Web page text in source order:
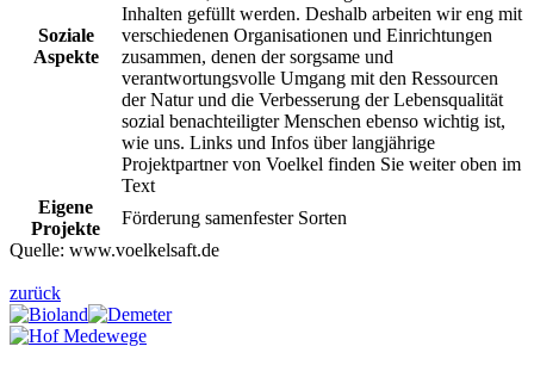
Soziale
Aspekte
Inhalten gefüllt werden. Deshalb arbeiten wir eng mit
verschiedenen Organisationen und Einrichtungen
zusammen, denen der sorgsame und
verantwortungsvolle Umgang mit den Ressourcen
der Natur und die Verbesserung der Lebensqualität
sozial benachteiligter Menschen ebenso wichtig ist,
wie uns. Links und Infos über langjährige
Projektpartner von Voelkel finden Sie weiter oben im
Text
Eigene
Projekte
Förderung samenfester Sorten
Quelle: www.voelkelsaft.de
zurück